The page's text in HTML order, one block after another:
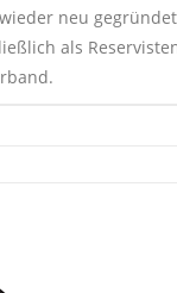
neu
als